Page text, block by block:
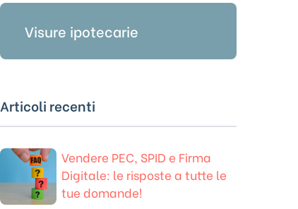
Visure ipotecarie
Articoli recenti
Vendere PEC, SPID e Firma
Digitale: le risposte a tutte le
tue domande!